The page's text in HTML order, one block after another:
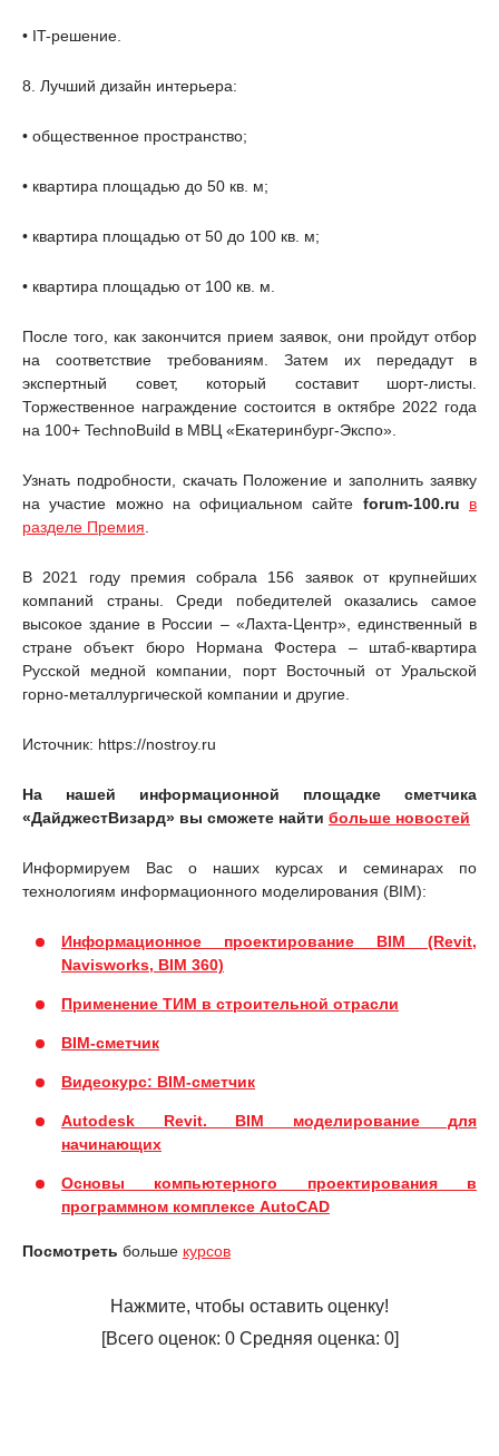
• IT-решение.
8. Лучший дизайн интерьера:
• общественное пространство;
• квартира площадью до 50 кв. м;
• квартира площадью от 50 до 100 кв. м;
• квартира площадью от 100 кв. м.
После того, как закончится прием заявок, они пройдут отбор
на соответствие требованиям. Затем их передадут в
экспертный совет, который составит шорт-листы.
Торжественное награждение состоится в октябре 2022 года
на 100+ TechnoBuild в МВЦ «Екатеринбург-Экспо».
Узнать подробности, скачать Положение и заполнить заявку
на участие можно на официальном сайте forum-100.ru
в
разделе Премия
В 2021 году премия собрала 156 заявок от крупнейших
компаний страны. Среди победителей оказались самое
высокое здание в России – «Лахта-Центр», единственный в
стране объект бюро Нормана Фостера – штаб-квартира
Русской медной компании, порт Восточный от Уральской
горно-металлургической компании и другие.
Источник: https://nostroy.ru
На нашей информационной площадке сметчика
«ДайджестВизард» вы сможете найти больше новостей
Информируем Вас о наших курсах и семинарах по
технологиям информационного моделирования (BIM):
Информационное проектирование BIM (Revit,
Navisworks, BIM 360)
Применение ТИМ в строительной отрасли
BIM-сметчик
Видеокурс: BIM-сметчик
Autodesk Revit. BIM моделирование для
начинающих
Основы компьютерного проектирования в
программном комплексе AutoCAD
Посмотреть больше курсов
Нажмите, чтобы оставить оценку!
[Всего оценок: 0Средняя оценка: 0]